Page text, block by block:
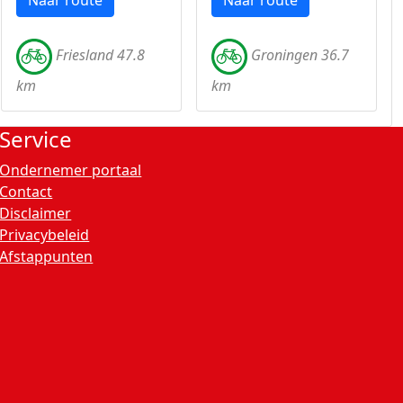
Friesland 47.8
km
Groningen 36.7
km
Service
Ondernemer portaal
Contact
Disclaimer
Privacybeleid
Afstappunten